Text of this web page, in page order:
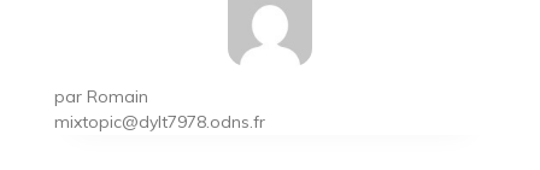
par Romain
mixtopic@dylt7978.odns.fr